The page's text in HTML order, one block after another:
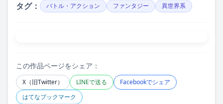
タグ： バトル・アクション ファンタジー 異世界系
この作品ページをシェア：
X（旧Twitter） LINEで送る
Facebookでシェア
はてなブックマーク